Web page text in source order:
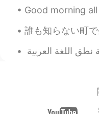
Good morning all my Japanese friends!
誰も知らない町で生活するのは難しいよね。特に無職の場合日々がずっと長く感じる。